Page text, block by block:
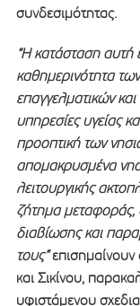
συνδεσιμότητας.
“Η κατάσταση αυτή
καθημερινότητα
επαγγελματικών
υπηρεσίες υγείας
προοπτική των
απομακρυσμένα
λειτουργικής
ζήτημα μεταφοράς,
διαβίωσης και
τους”
και Σικίνου,
υφιστάμενου